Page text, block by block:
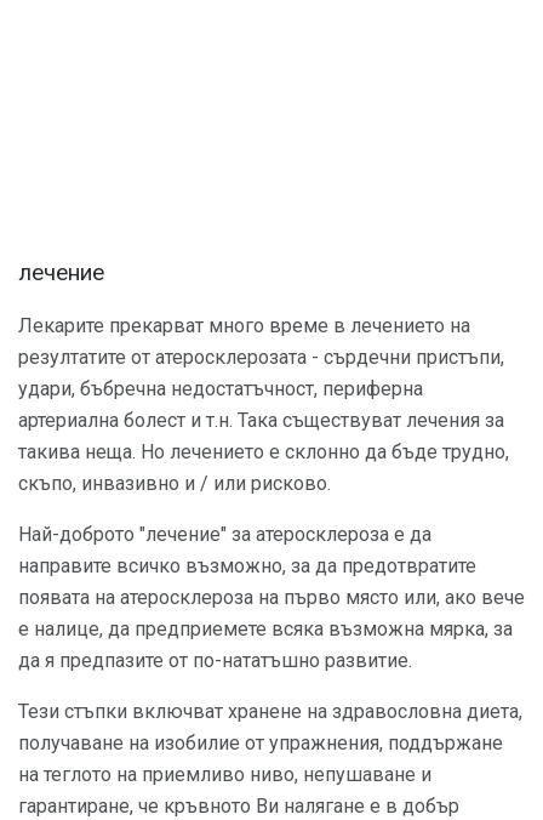
лечение
Лекарите прекарват много време в лечението на
резултатите от атеросклерозата - сърдечни пристъпи,
удари, бъбречна недостатъчност, периферна
артериална болест и т.н. Така съществуват лечения за
такива неща. Но лечението е склонно да бъде трудно,
скъпо, инвазивно и / или рисково.
Най-доброто "лечение" за атеросклероза е да
направите всичко възможно, за да предотвратите
появата на атеросклероза на първо място или, ако вече
е налице, да предприемете всяка възможна мярка, за
да я предпазите от по-нататъшно развитие.
Тези стъпки включват хранене на здравословна диета,
получаване на изобилие от упражнения, поддържане
на теглото на приемливо ниво, непушаване и
гарантиране, че кръвното Ви налягане е в добър